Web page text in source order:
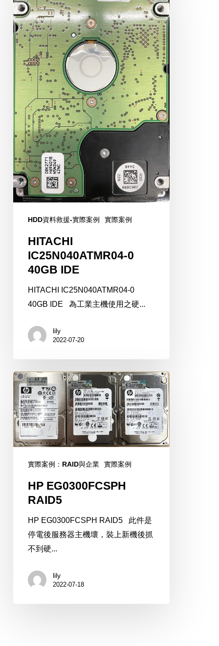
0
40GB
IDE
HDD資料救援-實際案例 實際案例
HITACHI
IC25N040ATMR04-0
40GB IDE
HITACHI IC25N040ATMR04-0
40GB IDE 為工業主機使用之硬...
lily
2022-07-20
HP
EG0300FCSPH
RAID5
實際案例：RAID與企業 實際案例
HP EG0300FCSPH
RAID5
HP EG0300FCSPH RAID5 此件是
停電後服務器主機壞，裝上新機後抓
不到硬...
lily
2022-07-18